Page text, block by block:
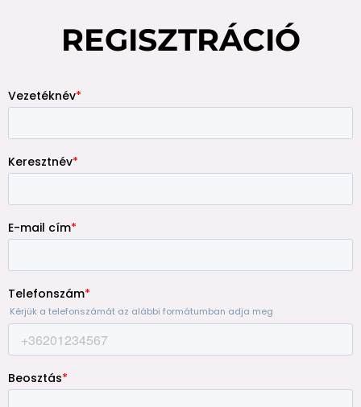
REGISZTRÁCIÓ